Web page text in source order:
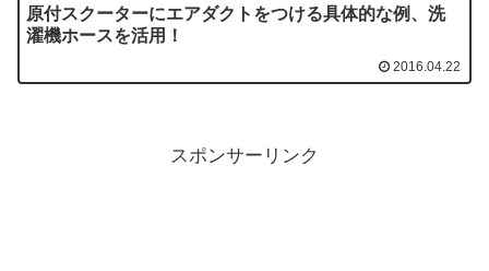
原付スクーターにエアダクトをつける具体的な例、洗
濯機ホースを活用！
2016.04.22
スポンサーリンク